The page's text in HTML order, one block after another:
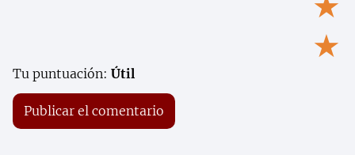
★
Tu puntuación: Útil